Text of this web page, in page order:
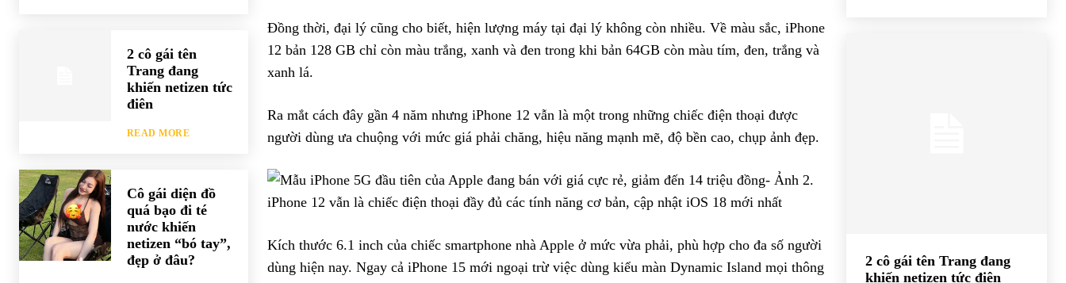
2 cô gái tên
Trang đang
khiến netizen tức
điên
READ MORE
Cô gái diện đồ
quá bạo đi té
nước khiến
netizen “bó tay”,
đẹp ở đâu?
Đồng thời, đại lý cũng cho biết, hiện lượng máy tại đại lý không còn nhiều. Về màu sắc, iPhone
12 bản 128 GB chỉ còn màu trắng, xanh và đen trong khi bản 64GB còn màu tím, đen, trắng và
xanh lá.
Ra mắt cách đây gần 4 năm nhưng iPhone 12 vẫn là một trong những chiếc điện thoại được
người dùng ưa chuộng với mức giá phải chăng, hiệu năng mạnh mẽ, độ bền cao, chụp ảnh đẹp.
iPhone 12 vẫn là chiếc điện thoại đầy đủ các tính năng cơ bản, cập nhật iOS 18 mới nhất
Kích thước 6.1 inch của chiếc smartphone nhà Apple ở mức vừa phải, phù hợp cho đa số người
dùng hiện nay. Ngay cả iPhone 15 mới ngoại trừ việc dùng kiểu màn Dynamic Island mọi thông
2 cô gái tên Trang đang
khiến netizen tức điên